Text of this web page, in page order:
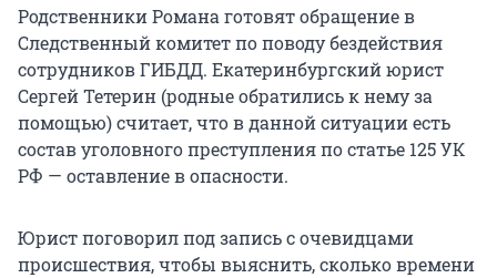
Родственники Романа готовят обращение в
Следственный комитет по поводу бездействия
сотрудников ГИБДД. Екатеринбургский юрист
Сергей Тетерин (родные обратились к нему за
помощью) считает, что в данной ситуации есть
состав уголовного преступления по статье 125 УК
РФ — оставление в опасности.
Юрист поговорил под запись с очевидцами
происшествия, чтобы выяснить, сколько времени